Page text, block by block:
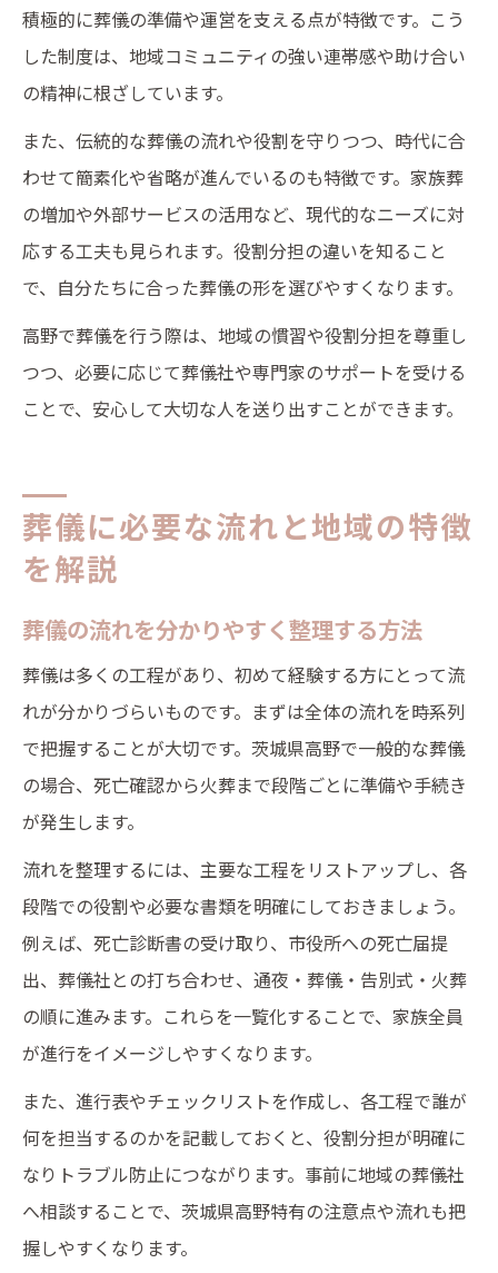
積極的に葬儀の準備や運営を支える点が特徴です。こう
した制度は、地域コミュニティの強い連帯感や助け合い
の精神に根ざしています。
また、伝統的な葬儀の流れや役割を守りつつ、時代に合
わせて簡素化や省略が進んでいるのも特徴です。家族葬
の増加や外部サービスの活用など、現代的なニーズに対
応する工夫も見られます。役割分担の違いを知ること
で、自分たちに合った葬儀の形を選びやすくなります。
高野で葬儀を行う際は、地域の慣習や役割分担を尊重し
つつ、必要に応じて葬儀社や専門家のサポートを受ける
ことで、安心して大切な人を送り出すことができます。
葬儀に必要な流れと地域の特徴
を解説
葬儀の流れを分かりやすく整理する方法
葬儀は多くの工程があり、初めて経験する方にとって流
れが分かりづらいものです。まずは全体の流れを時系列
で把握することが大切です。茨城県高野で一般的な葬儀
の場合、死亡確認から火葬まで段階ごとに準備や手続き
が発生します。
流れを整理するには、主要な工程をリストアップし、各
段階での役割や必要な書類を明確にしておきましょう。
例えば、死亡診断書の受け取り、市役所への死亡届提
出、葬儀社との打ち合わせ、通夜・葬儀・告別式・火葬
の順に進みます。これらを一覧化することで、家族全員
が進行をイメージしやすくなります。
また、進行表やチェックリストを作成し、各工程で誰が
何を担当するのかを記載しておくと、役割分担が明確に
なりトラブル防止につながります。事前に地域の葬儀社
へ相談することで、茨城県高野特有の注意点や流れも把
握しやすくなります。